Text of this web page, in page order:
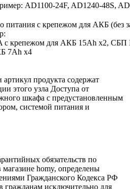
AD1100-24F, AD1240-48S,
питания с крепежом для АКБ (без
крепежом для АКБ 15Ah x2, СБП
7Ah x4
продукта содержат
этого узла Доступа от
шкафа с предустановленным
системой питания и
обязательств по
homy, определены
Гражданского Кодекса РФ
гражданам исключительно для